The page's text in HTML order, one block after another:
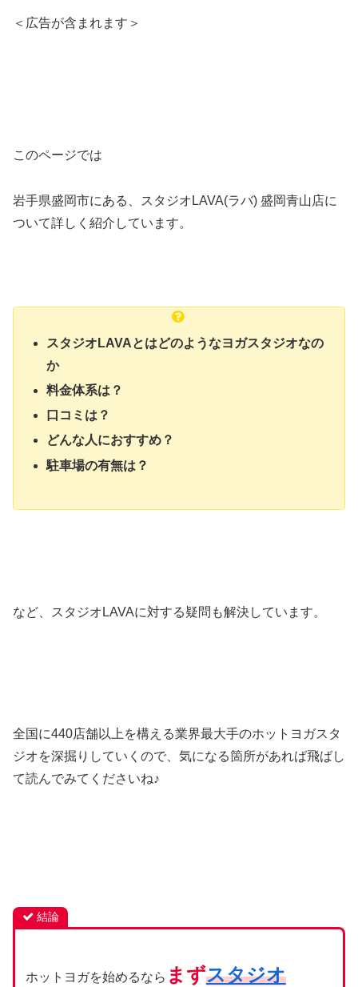
＜広告が含まれます＞
このページでは
岩手県盛岡市にある、スタジオLAVA(ラバ) 盛岡青山店に
ついて詳しく紹介しています。
スタジオLAVAとはどのようなヨガスタジオなの
か
料金体系は？
口コミは？
どんな人におすすめ？
駐車場の有無は？
など、スタジオLAVAに対する疑問も解決しています。
全国に440店舗以上を構える業界最大手のホットヨガスタ
ジオを深掘りしていくので、気になる箇所があれば飛ばし
て読んでみてくださいね♪
結論
ホットヨガを始めるなら まずスタジオ